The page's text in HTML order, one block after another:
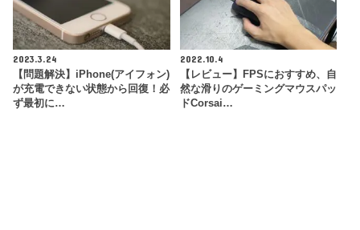
2023.3.24
【問題解決】iPhone(アイフォン)
が充電できない状態から回復！必
ず最初に…
2022.10.4
【レビュー】FPSにおすすめ、自
然な滑りのゲーミングマウスパッ
ドCorsai…